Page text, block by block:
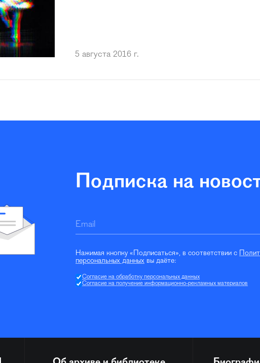
5 августа 2016 г.
Подписка на
Email
Нажимая кнопку «Подписаться», в соответствии с
персональных данных вы даёте:
Согласие на обработку персональных данных
Согласие на получение информационно-рекламных материалов